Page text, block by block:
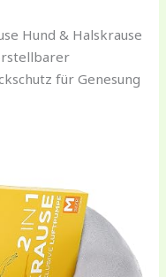
Hund & Halskrause
für Genesung